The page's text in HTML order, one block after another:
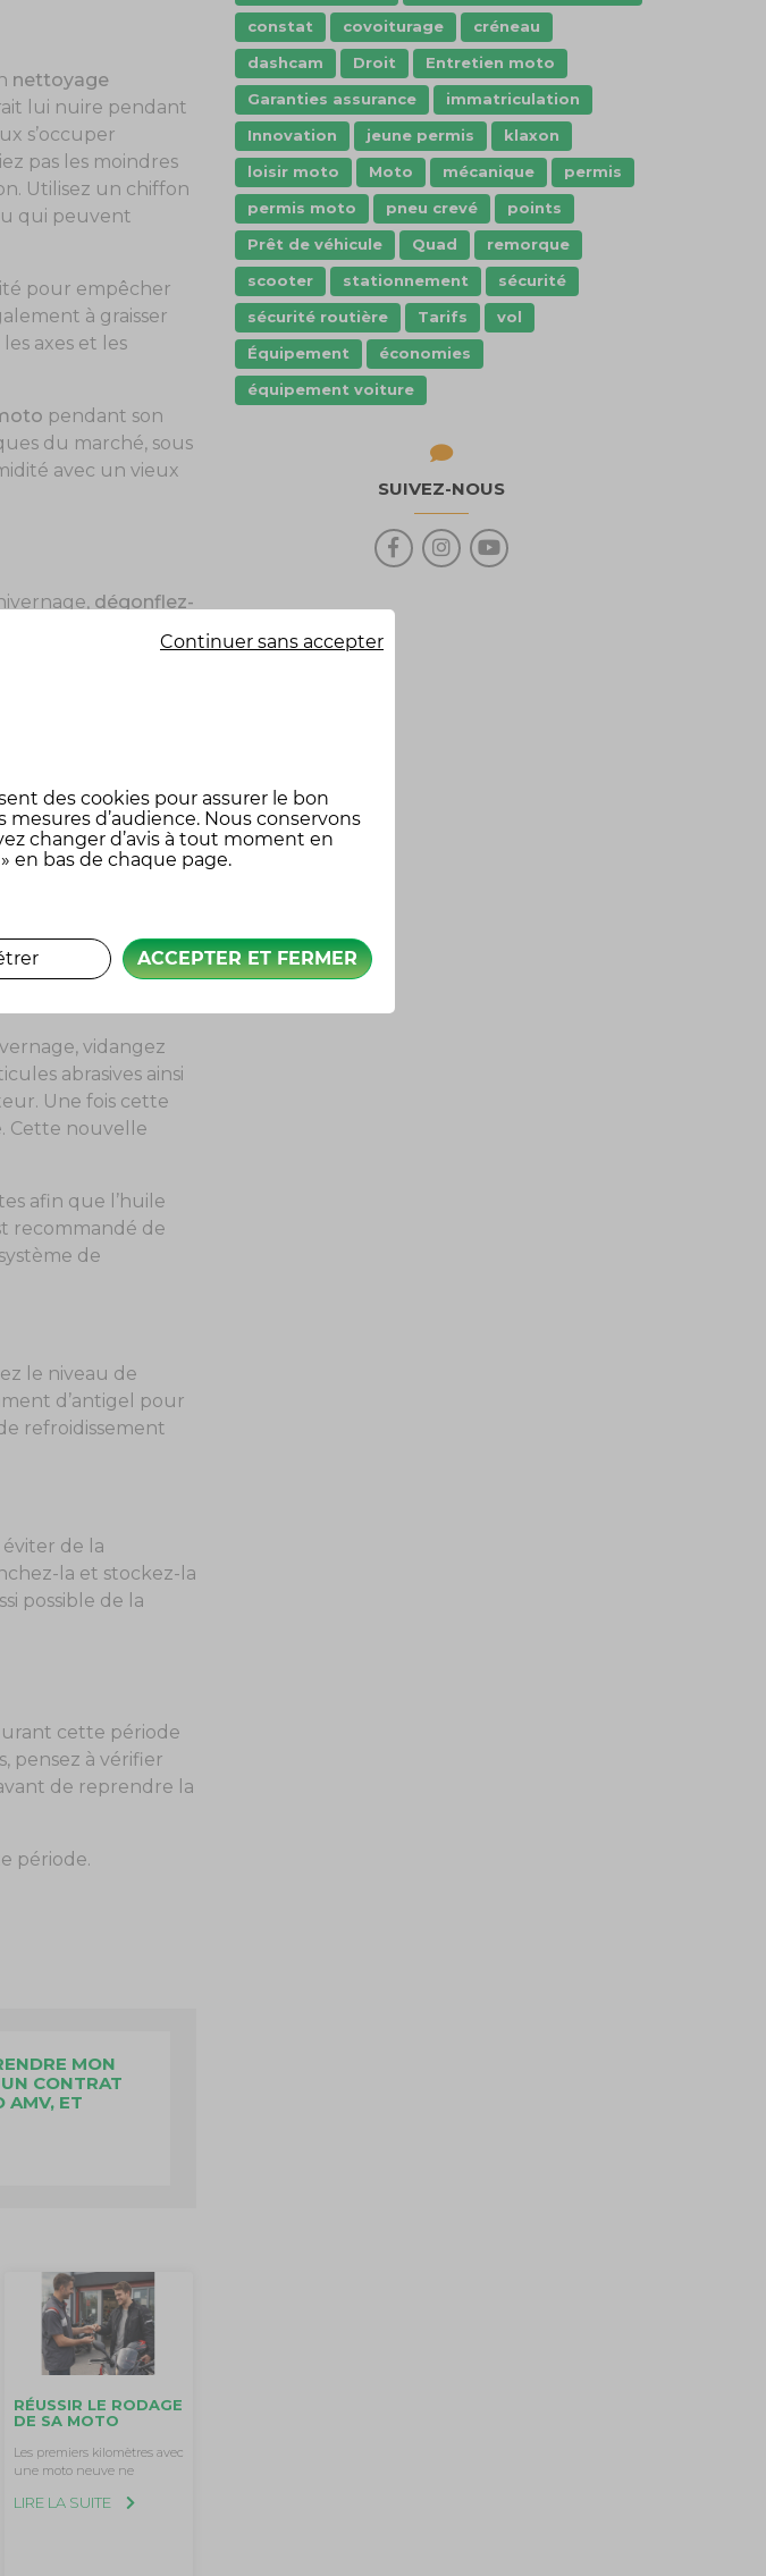
nettoyage
lui nuire pendant
s’occuper
pas les moindres
Utilisez un chiffon
qui peuvent
pour empêcher
à graisser
axes et les
pendant son
du marché, sous
avec un vieux
dégonflez-
une béquille
les suspensions et
Pour éviter
si nécessaire. Cela
pendant cette
vidangez
abrasives ainsi
Une fois cette
Cette nouvelle
afin que l’huile
recommandé de
de
le niveau de
d’antigel pour
refroidissement
de la
la et stockez-la
possible de la
cette période
pensez à vérifier
de reprendre la
période.
MON
CONTRAT
AMV, ET
RÉUSSIR LE RODAGE
DE SA MOTO
Les premiers kilomètres avec
une moto neuve ne
LIRE LA SUITE
constat
covoiturage
créneau
dashcam
Droit
Entretien moto
Garanties assurance
immatriculation
Innovation
jeune permis
klaxon
loisir moto
Moto mécanique
permis
permis moto
pneu crevé
points
Prêt de véhicule
Quad
remorque
scooter
stationnement
sécurité
sécurité routière
Tarifs
vol
Équipement
économies
équipement voiture
SUIVEZ-NOUS
des cookies pour assurer le bon
d’audience. Nous conservons
changer d’avis à tout moment en
en bas de chaque page.
Continuer sans accepter
ACCEPTER ET FERMER